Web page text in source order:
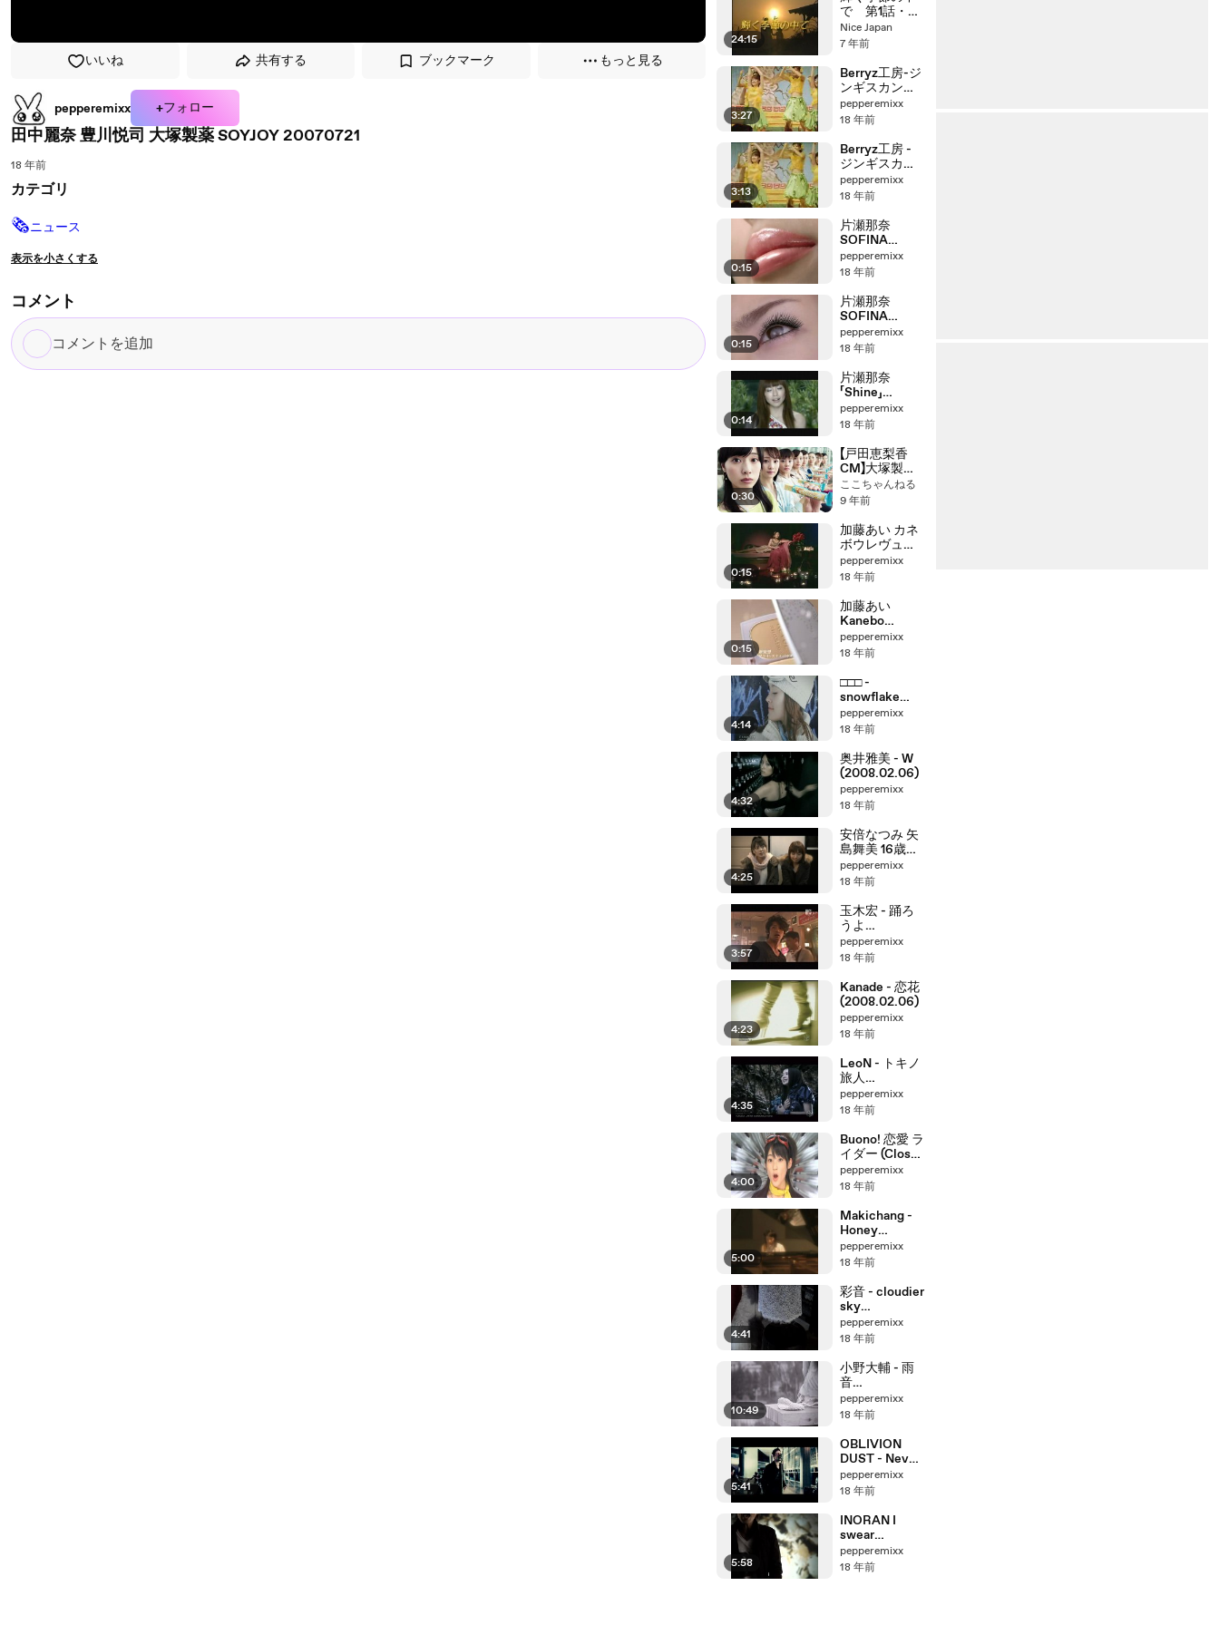
いいね 共有する ブックマーク もっと見る
pepperemixx +フォロー
田中麗奈 豊川悦司 大塚製薬 SOYJOY 20070721
18 年前
カテゴリ
🗞ニュース
表示を小さくする
コメント
コ
メ
24:15
で 第1話・前
半
Nice Japan
7 年前
3:27
Berryz工房-ジ
ンギスカン
(Dance Shot
Ver.)
pepperemixx
18 年前
3:13
Berryz工房 -
ジンギスカン
(2008.03.12)
pepperemixx
18 年前
0:15
片瀬那奈
SOFINA
AUBE
20041214
pepperemixx
18 年前
0:15
片瀬那奈
SOFINA
AUBE
20050524
pepperemixx
18 年前
0:14
片瀬那奈
「Shine」
20030528
pepperemixx
18 年前
0:30
【戸田恵梨香
CM】大塚製
薬 SOYJOY
「シンクロ」
ここちゃんねる
9 年前
0:15
加藤あい カネ
ボウレヴュー
Kanebo
REVUE
pepperemixx
18 年前
0:15
加藤あい
Kanebo
REVUE
20070310
pepperemixx
18 年前
4:14
□□□ -
snowflake
(2008.02.20)
pepperemixx
18 年前
4:32
奥井雅美 - W
(2008.02.06)
pepperemixx
18 年前
4:25
安倍なつみ 矢
島舞美 16歳の
恋なんて
2008.02.06
pepperemixx
18 年前
3:57
玉木宏 - 踊ろ
うよ
(2008.02.06)
pepperemixx
18 年前
4:23
Kanade - 恋花
(2008.02.06)
pepperemixx
18 年前
4:35
LeoN - トキノ
旅人
(2008.02.06)
pepperemixx
18 年前
4:00
Buono! 恋愛 ラ
イダー (Close-
Up ver.)
(2008.02.06)
pepperemixx
18 年前
5:00
Makichang -
Honey
(2008.01.26)
pepperemixx
18 年前
4:41
彩音 - cloudier
sky
(2008.01.25)
pepperemixx
18 年前
10:49
小野大輔 - 雨
音
(2008.01.23)
pepperemixx
18 年前
5:41
OBLIVION
DUST - Never
Ending
(2008.01.23)
pepperemixx
18 年前
5:58
INORAN I
swear
(2008.01.23)
pepperemixx
18 年前